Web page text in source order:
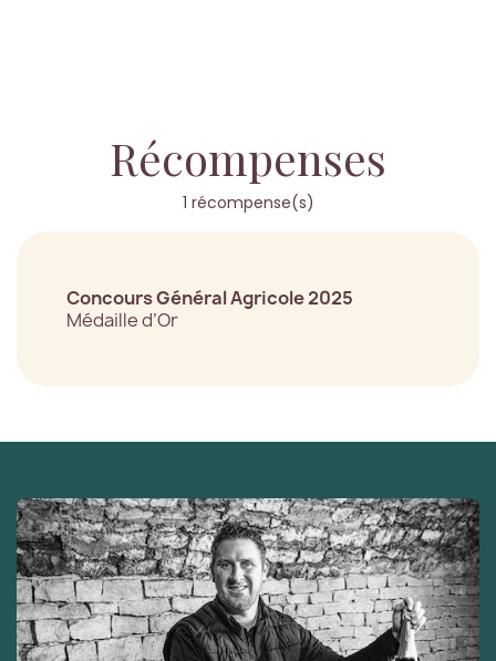
Récompenses
1 récompense(s)
Concours Général Agricole 2025
Médaille d’Or